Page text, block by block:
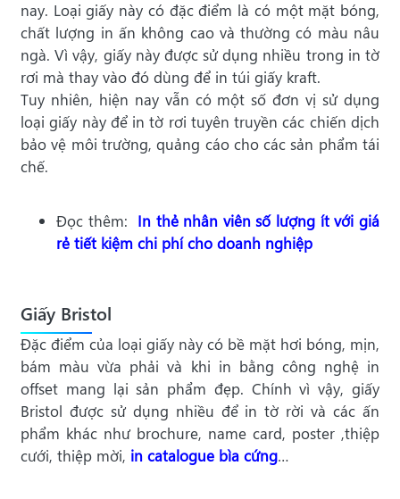
nay. Loại giấy này có đặc điểm là có một mặt bóng,
chất lượng in ấn không cao và thường có màu nâu
ngà. Vì vậy, giấy này được sử dụng nhiều trong in tờ
rơi mà thay vào đó dùng để in túi giấy kraft.
Tuy nhiên, hiện nay vẫn có một số đơn vị sử dụng
loại giấy này để in tờ rơi tuyên truyền các chiến dịch
bảo vệ môi trường, quảng cáo cho các sản phẩm tái
chế.
Đọc thêm: In thẻ nhân viên số lượng ít với giá
rẻ tiết kiệm chi phí cho doanh nghiệp
Giấy Bristol
Đặc điểm của loại giấy này có bề mặt hơi bóng, mịn,
bám màu vừa phải và khi in bằng công nghệ in
offset mang lại sản phẩm đẹp. Chính vì vậy, giấy
Bristol được sử dụng nhiều để in tờ rời và các ấn
phẩm khác như brochure, name card, poster ,thiệp
cưới, thiệp mời, in catalogue bìa cứng…